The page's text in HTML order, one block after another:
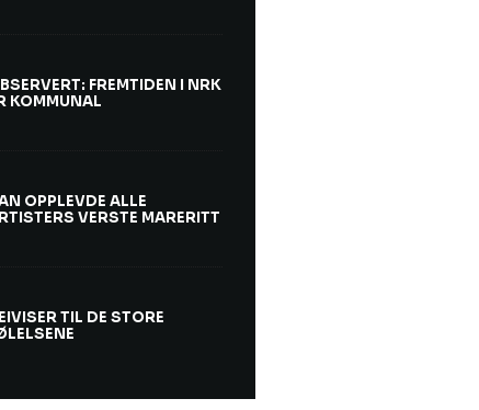
FREMTIDEN I NRK
KOMMUNAL
OPPLEVDE ALLE
VERSTE MARERITT
TIL DE STORE